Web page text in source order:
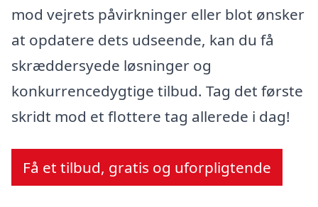
mod vejrets påvirkninger eller blot ønsker
at opdatere dets udseende, kan du få
skræddersyede løsninger og
konkurrencedygtige tilbud. Tag det første
skridt mod et flottere tag allerede i dag!
Få et tilbud, gratis og uforpligtende